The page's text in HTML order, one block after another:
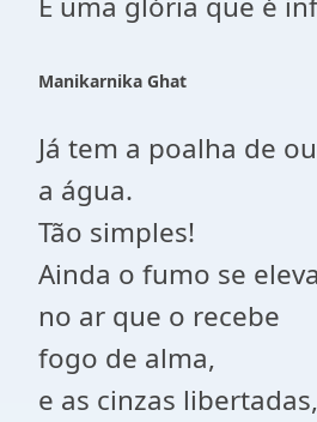
Manikarnika Ghat
Já tem a poalha de
a água.
Tão simples!
Ainda o fumo se eleva
no ar que o recebe
fogo de alma,
e as cinzas libertadas,